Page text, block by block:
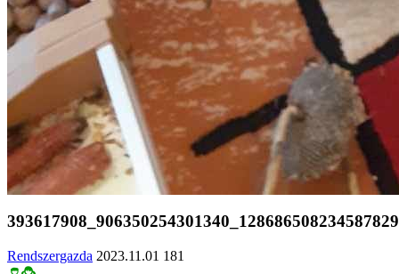
Rendszergazda 2023.11.01 181